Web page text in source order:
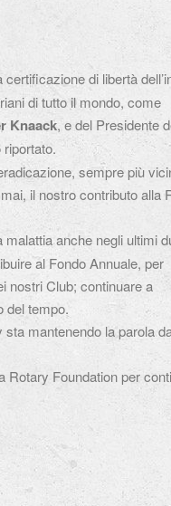
di libertà
di tutto il mondo, come
Knaack, e del Presidente
sempre più
il nostro contributo alla
anche negli ultimi
al Fondo Annuale, per
nostri Club; continuare a
del tempo.
sta mantenendo la parola
Rotary Foundation per